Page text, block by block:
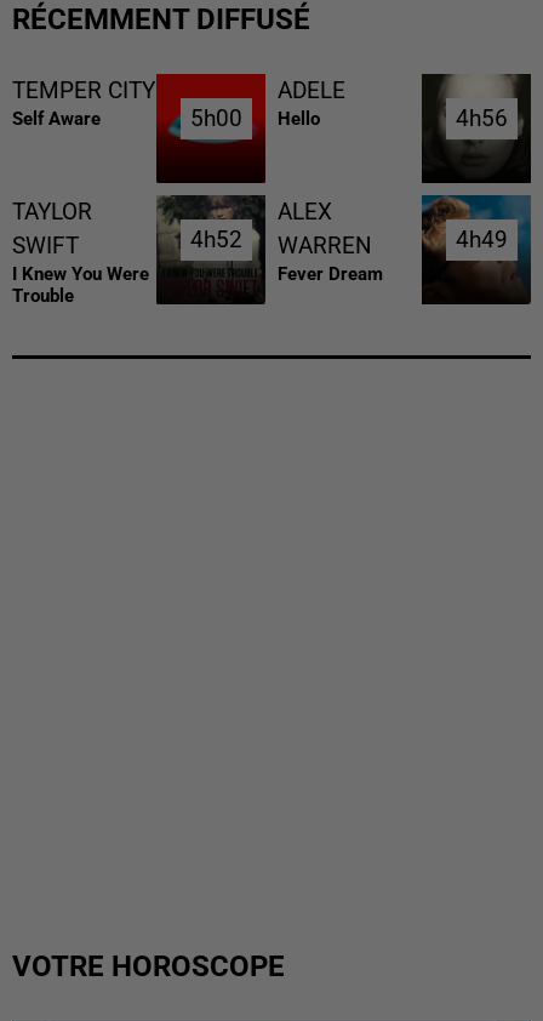
RÉCEMMENT DIFFUSÉ
TEMPER CITY
Self Aware 5h00
5h00
ADELE
Hello 4h56
4h56
TAYLOR
SWIFT
I Knew You Were
Trouble
4h52
4h52
ALEX
WARREN
Fever Dream
4h49
4h49
VOTRE HOROSCOPE